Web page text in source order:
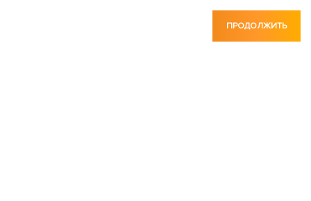
ПРОДОЛЖИТЬ